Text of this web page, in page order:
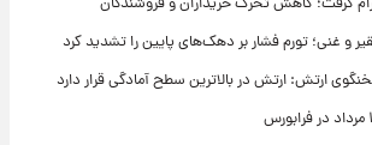
و غنی؛ تورم فشار بر دهک‌های پایین را تشدید کرد
ارتش: ارتش در بالاترین سطح آمادگی قرار دارد